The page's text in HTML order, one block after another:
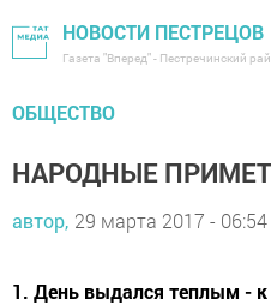
НОВОСТИ ПЕСТРЕЦОВ
Газета "Вперед" - Пестречинский
ОБЩЕСТВО
НАРОДНЫЕ
автор, 29 марта 2017 - 06:54
1. День выдался теплым - к